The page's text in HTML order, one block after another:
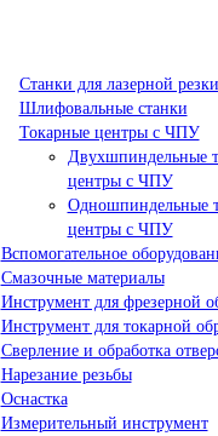
Станки для лазерной резки
Шлифовальные станки
Токарные центры с ЧПУ
Двухшпиндельные
центры с ЧПУ
Одношпиндельные
центры с ЧПУ
Вспомогательное
Смазочные материалы
Инструмент для фрезерной
Инструмент для токарной
Сверление и обработка
Нарезание резьбы
Оснастка
Измерительный инструмент